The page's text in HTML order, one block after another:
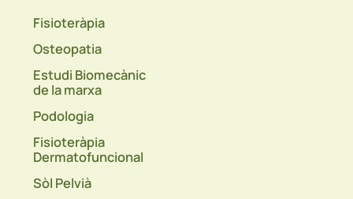
Fisioteràpia
Osteopatia
Estudi Biomecànic
de la marxa
Podologia
Fisioteràpia
Dermatofuncional
Sòl Pelvià